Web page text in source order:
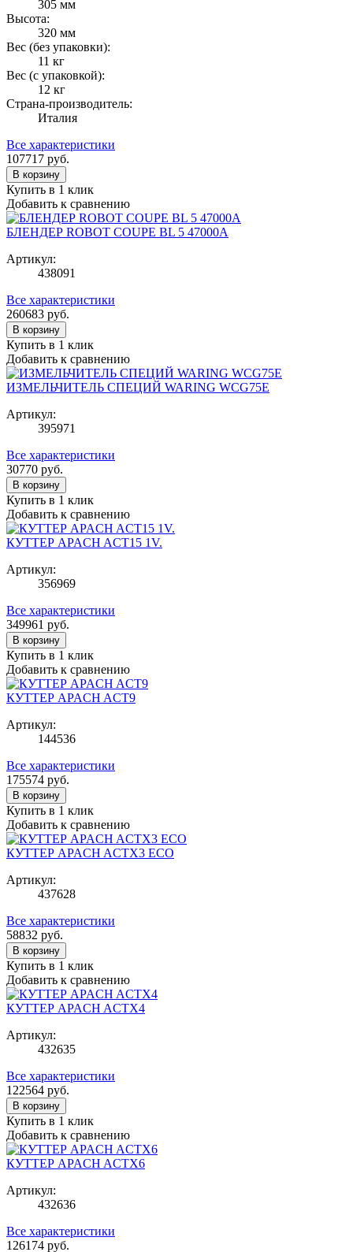
305 мм
Высота:
320 мм
Вес (без упаковки):
11 кг
Вес (с упаковкой):
12 кг
Страна-производитель:
Италия
Все характеристики
107717 руб.
В корзину
Купить в 1 клик
Добавить к сравнению
БЛЕНДЕР ROBOT COUPE BL 5 47000A
Артикул:
438091
Все характеристики
260683 руб.
В корзину
Купить в 1 клик
Добавить к сравнению
ИЗМЕЛЬЧИТЕЛЬ СПЕЦИЙ WARING WCG75E
Артикул:
395971
Все характеристики
30770 руб.
В корзину
Купить в 1 клик
Добавить к сравнению
КУТТЕР APACH ACT15 1V.
Артикул:
356969
Все характеристики
349961 руб.
В корзину
Купить в 1 клик
Добавить к сравнению
КУТТЕР APACH ACT9
Артикул:
144536
Все характеристики
175574 руб.
В корзину
Купить в 1 клик
Добавить к сравнению
КУТТЕР APACH ACTX3 ECO
Артикул:
437628
Все характеристики
58832 руб.
В корзину
Купить в 1 клик
Добавить к сравнению
КУТТЕР APACH ACTX4
Артикул:
432635
Все характеристики
122564 руб.
В корзину
Купить в 1 клик
Добавить к сравнению
КУТТЕР APACH ACTX6
Артикул:
432636
Все характеристики
126174 руб.